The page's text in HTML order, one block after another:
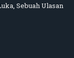
Sebuah Ulasan